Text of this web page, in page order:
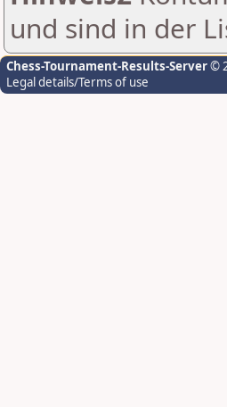
und sind in der
Chess-Tournament-Results-Server©
Legal details/Terms of use